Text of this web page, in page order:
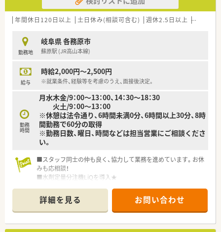
年間休日120日以上 土日休み(相談可含む) 週休2.5日以上 週32h以
勤務地
岐阜県 各務原市
蘇原駅 (JR高山本線)
給与
時給2,000円～2,500円
※就業条件、経験等を考慮のうえ、面接後決定。
勤務
時間
月水木金/9：00～13：00、14：30～18：30
火土/9：00～13：00
※休憩は法令通り、6時間未満0分、6時間以上30分、8時
間勤務で60分の取得
※勤務日数、曜日、時間などは担当営業にご相談くださ
い。
■スタッフ同士の仲も良く、協力して業務を進めています。お休
みも応相談！
■水剤定量分注機LiQを導入★
薬局です。
■経営者は、理解のある職場環境を心がけています。
■介護分野にも注力しており、薬剤師の活躍の場を拡げていきた
いと考えています。
詳細を見る お問い合わせ